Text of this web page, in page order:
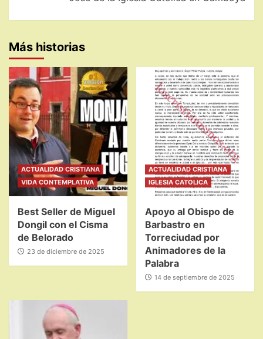
Más historias
ACTUALIDAD CRISTIANA
VIDA CONTEMPLATIVA
Best Seller de Miguel
Dongil con el Cisma
de Belorado
23 de diciembre de 2025
ACTUALIDAD CRISTIANA
IGLESIA CATOLICA
Apoyo al Obispo de
Barbastro en
Torreciudad por
Animadores de la
Palabra
14 de septiembre de 2025